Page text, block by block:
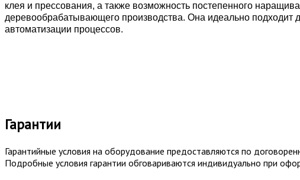
клея и прессования, а также возможность постепенного
деревообрабатывающего производства. Она идеально подходит
автоматизации процессов.
Гарантии
Гарантийные условия на оборудование предоставляются по
Подробные условия гарантии обговариваются индивидуально при